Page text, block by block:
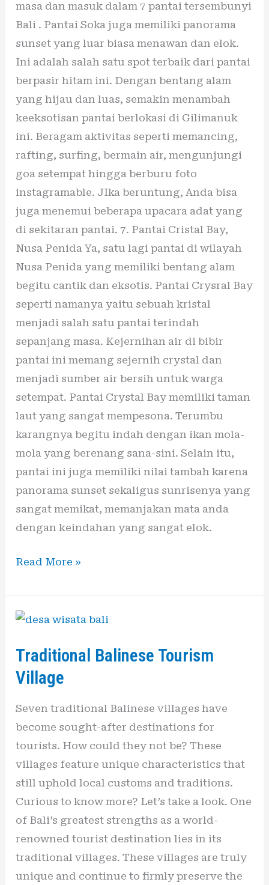
masa dan masuk dalam 7 pantai tersembunyi
Bali . Pantai Soka juga memiliki panorama
sunset yang luar biasa menawan dan elok.
Ini adalah salah satu spot terbaik dari pantai
berpasir hitam ini. Dengan bentang alam
yang hijau dan luas, semakin menambah
keeksotisan pantai berlokasi di Gilimanuk
ini. Beragam aktivitas seperti memancing,
rafting, surfing, bermain air, mengunjungi
goa setempat hingga berburu foto
instagramable. JIka beruntung, Anda bisa
juga menemui beberapa upacara adat yang
di sekitaran pantai. 7. Pantai Cristal Bay,
Nusa Penida Ya, satu lagi pantai di wilayah
Nusa Penida yang memiliki bentang alam
begitu cantik dan eksotis. Pantai Crysral Bay
seperti namanya yaitu sebuah kristal
menjadi salah satu pantai terindah
sepanjang masa. Kejernihan air di bibir
pantai ini memang sejernih crystal dan
menjadi sumber air bersih untuk warga
setempat. Pantai Crystal Bay memiliki taman
laut yang sangat mempesona. Terumbu
karangnya begitu indah dengan ikan mola-
mola yang berenang sana-sini. Selain itu,
pantai ini juga memiliki nilai tambah karena
panorama sunset sekaligus sunrisenya yang
sangat memikat, memanjakan mata anda
dengan keindahan yang sangat elok.
Read More »
Traditional Balinese Tourism
Village
Seven traditional Balinese villages have
become sought-after destinations for
tourists. How could they not be? These
villages feature unique characteristics that
still uphold local customs and traditions.
Curious to know more? Let’s take a look. One
of Bali’s greatest strengths as a world-
renowned tourist destination lies in its
traditional villages. These villages are truly
unique and continue to firmly preserve the
Traditional
Tourism
Village